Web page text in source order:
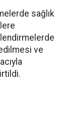
sağlık
ve